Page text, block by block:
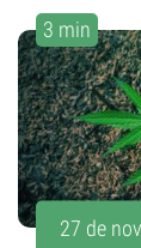
3 min
27 de